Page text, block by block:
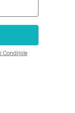
Condițiile